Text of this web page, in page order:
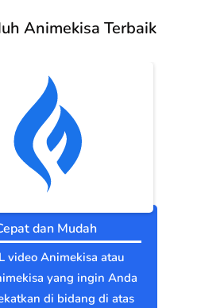
Animekisa Terbaik
dan Mudah
video Animekisa atau
yang ingin Anda
di bidang di atas